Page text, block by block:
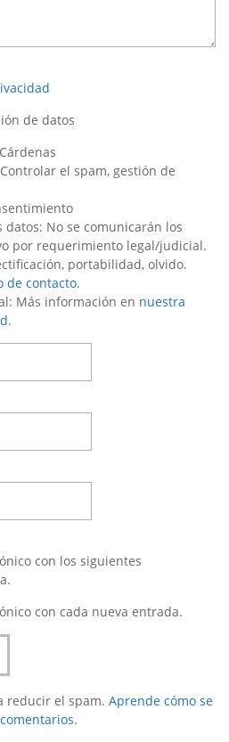
de datos
el spam, gestión de
datos: No se comunicarán los
por requerimiento legal/judicial.
portabilidad, olvido.
de contacto.
Más información en nuestra
.
con los siguientes
con cada nueva entrada.
reducir el spam. Aprende cómo se